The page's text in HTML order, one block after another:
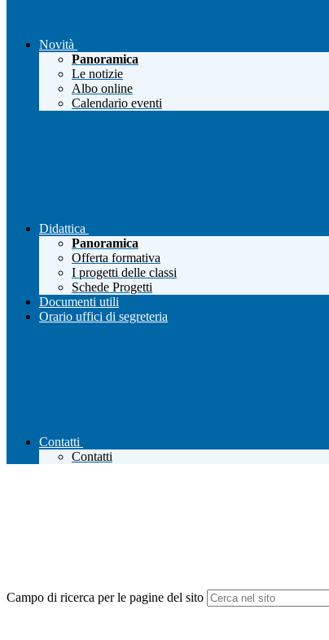
Novità
Panoramica
Le notizie
Albo online
Calendario eventi
Didattica
Panoramica
Offerta formativa
I progetti delle classi
Schede Progetti
Documenti utili
Orario uffici di segreteria
Contatti
Contatti
Campo di ricerca per le pagine del sito